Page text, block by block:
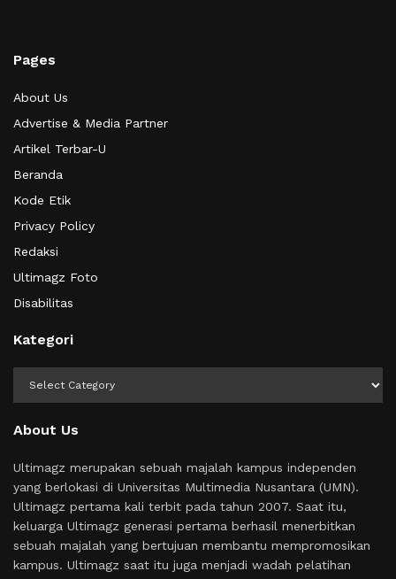
Pages
About Us
Advertise & Media Partner
Artikel Terbar-U
Beranda
Kode Etik
Privacy Policy
Redaksi
Ultimagz Foto
Disabilitas
Kategori
About Us
Ultimagz merupakan sebuah majalah kampus independen
yang berlokasi di Universitas Multimedia Nusantara (UMN).
Ultimagz pertama kali terbit pada tahun 2007. Saat itu,
keluarga Ultimagz generasi pertama berhasil menerbitkan
sebuah majalah yang bertujuan membantu mempromosikan
kampus. Ultimagz saat itu juga menjadi wadah pelatihan